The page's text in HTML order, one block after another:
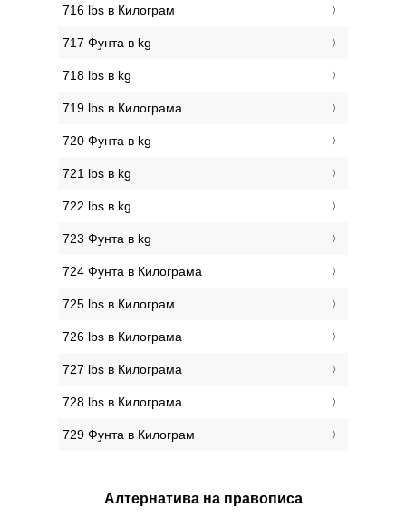
716 lbs в Килограм
717 Фунтa в kg
718 lbs в kg
719 lbs в Килограмa
720 Фунтa в kg
721 lbs в kg
722 lbs в kg
723 Фунтa в kg
724 Фунтa в Килограмa
725 lbs в Килограм
726 lbs в Килограмa
727 lbs в Килограмa
728 lbs в Килограмa
729 Фунтa в Килограм
Алтернатива на правописа